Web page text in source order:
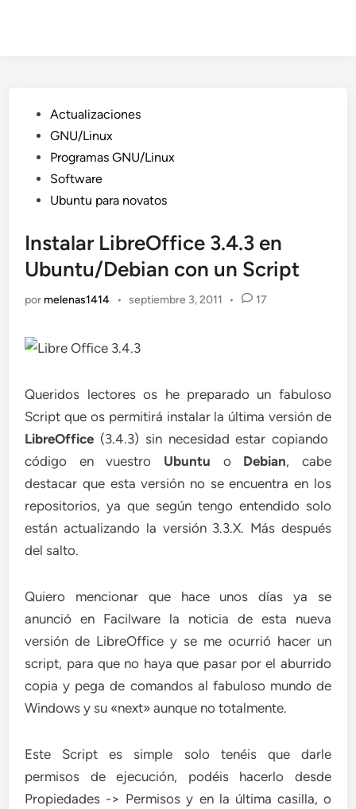
Publicado
en
Actualizaciones
GNU/Linux
Programas GNU/Linux
Software
Ubuntu para novatos
Instalar LibreOffice 3.4.3 en
Ubuntu/Debian con un Script
por melenas1414 • septiembre 3, 2011 • 17
Queridos lectores os he preparado un fabuloso
Script que os permitirá instalar la última versión de
LibreOffice (3.4.3) sin necesidad estar copiando
código en vuestro Ubuntu o Debian, cabe
destacar que esta versión no se encuentra en los
repositorios, ya que según tengo entendido solo
están actualizando la versión 3.3.X. Más después
del salto.
Quiero mencionar que hace unos días ya se
anunció en Facilware la noticia de esta nueva
versión de LibreOffice y se me ocurrió hacer un
script, para que no haya que pasar por el aburrido
copia y pega de comandos al fabuloso mundo de
Windows y su «next» aunque no totalmente.
Este Script es simple solo tenéis que darle
permisos de ejecución, podéis hacerlo desde
Propiedades -> Permisos y en la última casilla, o